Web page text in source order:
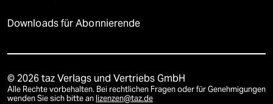
Downloads für Abonnierende
© 2026 taz Verlags und Vertriebs GmbH
Alle Rechte vorbehalten. Bei rechtlichen Fragen oder für Genehmigungen
wenden Sie sich bitte an lizenzen@taz.de